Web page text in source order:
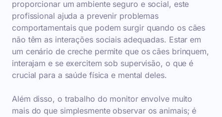
proporcionar um ambiente seguro e social, este
profissional ajuda a prevenir problemas
comportamentais que podem surgir quando os cães
não têm as interações sociais adequadas. Estar em
um cenário de creche permite que os cães brinquem,
interajam e se exercitem sob supervisão, o que é
crucial para a saúde física e mental deles.
Além disso, o trabalho do monitor envolve muito
mais do que simplesmente observar os animais; é